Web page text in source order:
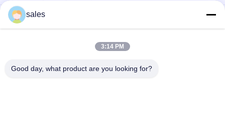
Plus de catégorie 1000 industrielle de Mesh Sodium Cryolite
CAS 13775-53-6
Poids moléculaire 209,94 Cryolite de sodium Composé
chimique Insoluble dans l'eau Idéal pour les procédés de
sales
3:14 PM
Good day, what product are you looking for?